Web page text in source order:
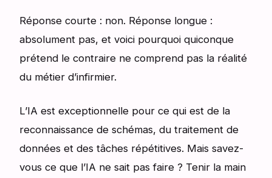
Réponse courte : non. Réponse longue :
absolument pas, et voici pourquoi quiconque
prétend le contraire ne comprend pas la réalité
du métier d’infirmier.
L’IA est exceptionnelle pour ce qui est de la
reconnaissance de schémas, du traitement de
données et des tâches répétitives. Mais savez-
vous ce que l’IA ne sait pas faire ? Tenir la main